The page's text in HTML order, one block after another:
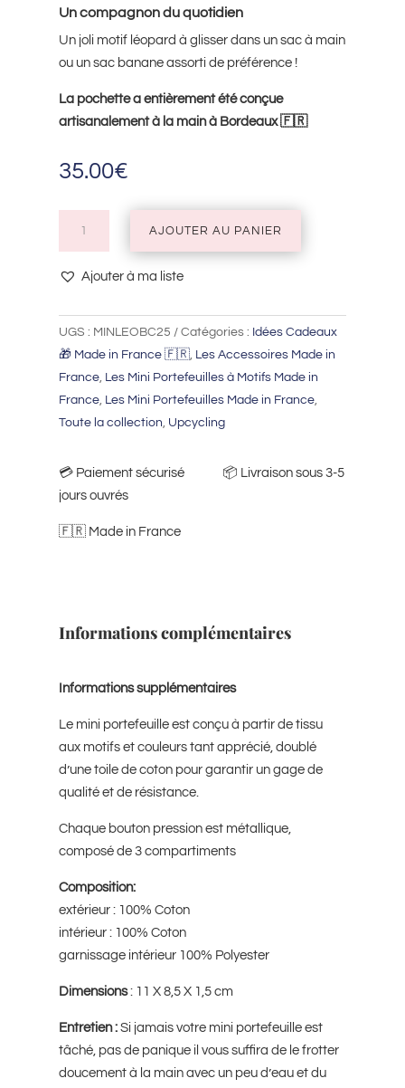
Un compagnon du quotidien
Un joli motif léopard à glisser dans un sac à main
ou un sac bananeassorti de préférence !
La pochette a entièrement été conçue
artisanalement à la main à Bordeaux 🇫🇷
35.00€
Ecru
et
Camel
AJOUTER AU PANIER
Ajouter à ma liste
UGS : MINLEOBC25 Catégories : Idées Cadeaux
🎁 Made in France 🇫🇷, Les Accessoires Made in
France, Les Mini Portefeuilles à Motifs Made in
France, Les Mini Portefeuilles Made in France,
Toute la collection, Upcycling
💳​ Paiement sécurisé 📦​ Livraison sous 3-5
jours ouvrés
🇫🇷 Made in France
Informations complémentaires
Informations supplémentaires
Le mini portefeuille est conçu à partir de tissu
aux motifs et couleurs tant apprécié, doublé
d’une toile de coton pour garantir un gage de
qualité et de résistance.
Chaque bouton pression est métallique,
composé de 3 compartiments
Composition:
extérieur : 100% Coton
intérieur : 100% Coton
garnissage intérieur 100% Polyester
Dimensions: 11 X 8,5 X 1,5 cm
Entretien :Si jamais votre mini portefeuille est
tâché, pas de panique il vous suffira de le frotter
doucement à la main avec un peu d’eau et du